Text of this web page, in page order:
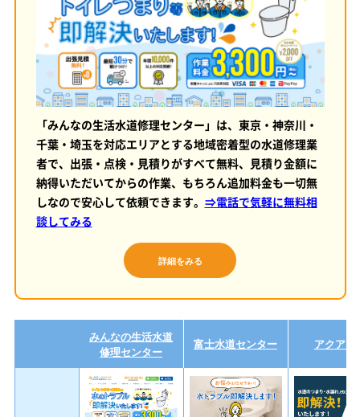
「みんなの生活水道修理センター」は、東京・神奈川・
千葉・埼玉を対応エリアとする地域密着型の水道修理業
者で、出張・点検・見積りがすべて無料、見積り金額に
納得いただいてからの作業、もちろん追加料金も一切無
しなので安心して依頼できます。 ⇒電話で気軽に無料相
談してみる
詳細をみる
みんなの生活水道
修理センター
富士水道センター アクアプ